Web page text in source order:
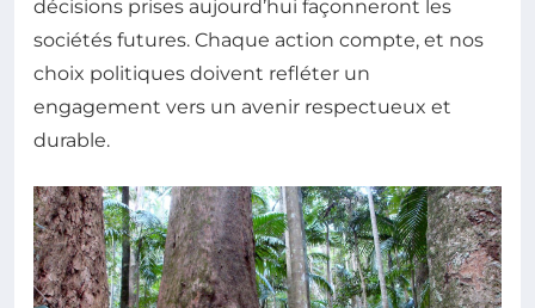
décisions prises aujourd’hui façonneront les
sociétés futures. Chaque action compte, et nos
choix politiques doivent refléter un
engagement vers un avenir respectueux et
durable.